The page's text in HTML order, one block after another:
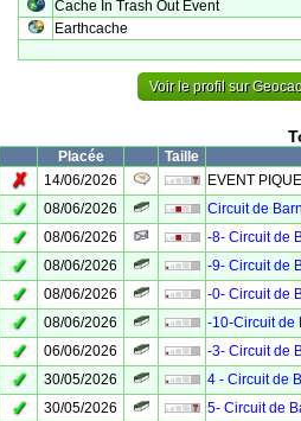
Cache In Trash Out Event
Earthcache
Voir le profil sur
Placée
Taille
✗ 14/06/2026
EVENT
✓ 08/06/2026
Circuit de
✓ 08/06/2026
-8- Circuit de
✓ 08/06/2026
-9- Circuit de
✓ 08/06/2026
-0- Circuit de
✓ 08/06/2026
-10-Circuit de
✓ 06/06/2026
-3- Circuit de
✓ 30/05/2026
4 - Circuit de
✓ 30/05/2026
5- Circuit de